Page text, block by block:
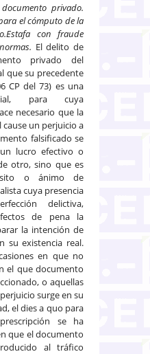
privado.
el cómputo de la
con fraude
El delito de
privado del
que su precedente
CP del 73) es una
para cuya
necesario que la
un perjuicio a
falsificado se
lucro efectivo o
otro, sino que es
o ánimo de
cuya presencia
delictiva,
de pena la
la intención de
su existencia real.
en que no
el que documento
o aquellas
surge en su
el dies a quo para
se ha
que el documento
al tráfico